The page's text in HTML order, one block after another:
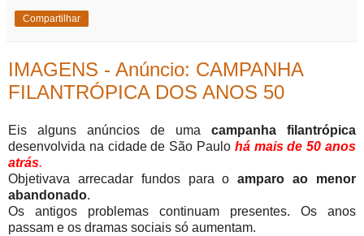
Compartilhar
IMAGENS - Anúncio: CAMPANHA
FILANTRÓPICA DOS ANOS 50
Eis alguns anúncios de uma campanha filantrópica
desenvolvida na cidade de São Paulo há mais de 50 anos
atrás.
Objetivava arrecadar fundos para oamparo ao menor
abandonado.
Os antigos problemas continuam presentes. Os anos
passam e os dramas sociais só aumentam.